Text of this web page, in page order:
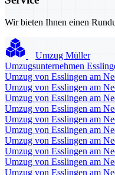
Wir bieten Ihnen einen
Umzug Müller
Umzugsunternehmen
Umzug von Esslingen am
Umzug von Esslingen am
Umzug von Esslingen am
Umzug von Esslingen am
Umzug von Esslingen am
Umzug von Esslingen am
Umzug von Esslingen am
Umzug von Esslingen am
Umzug von Esslingen am
Umzug von Esslingen am